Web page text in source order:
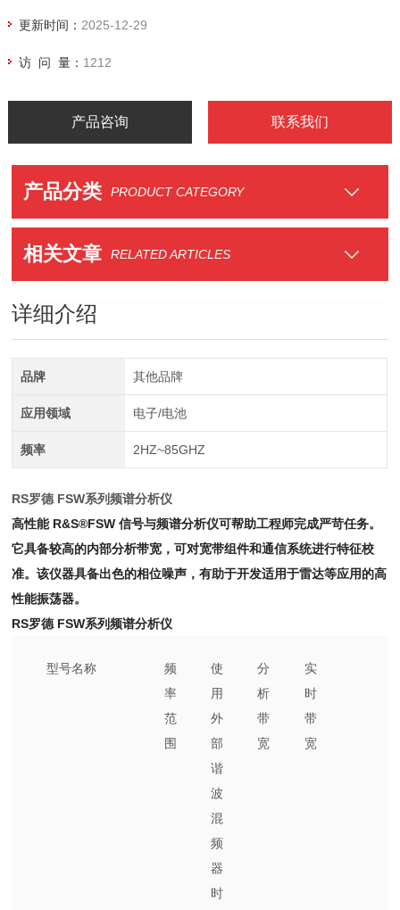
更新时间： 2025-12-29
访 问 量： 1212
产品咨询 联系我们
产品分类 PRODUCT CATEGORY
相关文章 RELATED ARTICLES
详细介绍
品牌 其他品牌
应用领域 电子/电池
频率 2HZ~85GHZ
RS罗德 FSW系列频谱分析仪
高性能 R&S®FSW 信号与频谱分析仪可帮助工程师完成严苛任务。
它具备较高的内部分析带宽，可对宽带组件和通信系统进行特征校
准。该仪器具备出色的相位噪声，有助于开发适用于雷达等应用的高
性能振荡器。
RS罗德 FSW系列频谱分析仪
型号名称
频
率
范
围
使
用
外
部
谐
波
混
频
器
时
分
析
带
宽
实
时
带
宽